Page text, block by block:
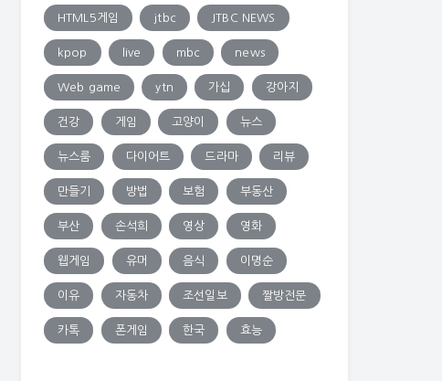
HTML5게임 jtbc JTBC NEWS
kpop live mbc news
Web game ytn 가십 강아지
건강 게임 고양이 뉴스
뉴스룸 다이어트 드라마 리뷰
만들기 방법 보험 부동산
부산 손석희 영상 영화
웹게임 유머 음식 이명순
이유 자동차 조선일보 짤방전문
카톡 폰게임 한국 효능